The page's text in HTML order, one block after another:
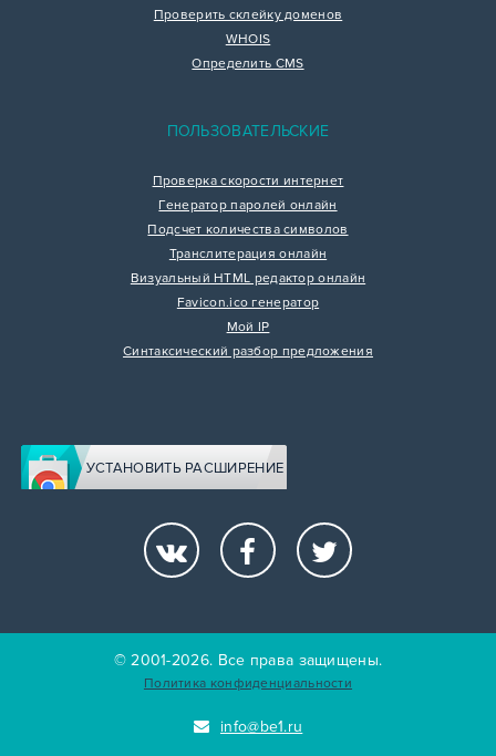
Проверить склейку доменов
WHOIS
Определить CMS
ПОЛЬЗОВАТЕЛЬСКИЕ
Проверка скорости интернет
Генератор паролей онлайн
Подсчет количества символов
Транслитерация онлайн
Визуальный HTML редактор онлайн
Favicon.ico генератор
Мой IP
Синтаксический разбор предложения
УСТАНОВИТЬ РАСШИРЕНИЕ
© 2001-2026. Все права защищены.
Политика конфиденциальности
info@be1.ru